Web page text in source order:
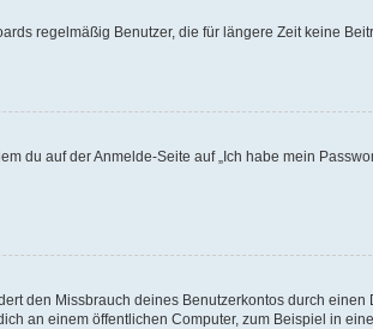
regelmäßig Benutzer, die für längere Zeit keine
du auf der Anmelde-Seite auf „Ich habe mein
den Missbrauch deines Benutzerkontos durch einen
an einem öffentlichen Computer, zum Beispiel in